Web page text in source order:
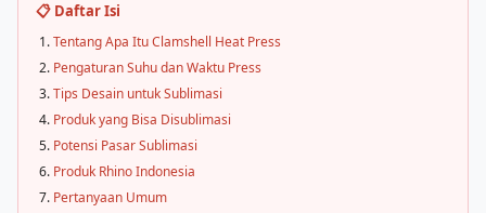
📋 Daftar Isi
Tentang Apa Itu Clamshell Heat Press
Pengaturan Suhu dan Waktu Press
Tips Desain untuk Sublimasi
Produk yang Bisa Disublimasi
Potensi Pasar Sublimasi
Produk Rhino Indonesia
Pertanyaan Umum